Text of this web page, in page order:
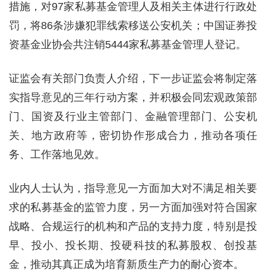
措施，对97家私募基金管理人及相关主体进行行政处
罚，将86条涉嫌犯罪线索移送公安机关；中国证券投
资基金业协会共注销5444家私募基金管理人登记。
证监会有关部门负责人介绍，下一步证监会将制定落
实指导意见的三年行动方案，并积极会同宏观政策部
门、国资及行业主管部门、金融管理部门、公安机
关、地方政府等，密切协作形成合力，推动各项任
务、工作落地见效。
业内人士认为，指导意见一方面加大对不满足相关要
求的私募基金的监管力度，另一方面加强对符合国家
战略、合规运行的机构和产品的支持力度，特别是投
早、投小、投长期、投硬科技的私募股权、创投基
金，推动其真正成为培育新质生产力的耐心资本。